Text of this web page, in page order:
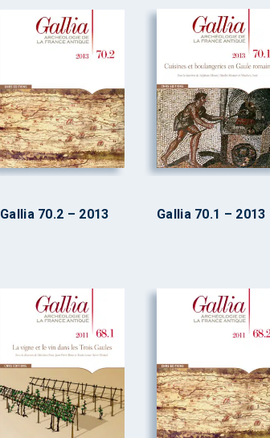
Gallia 70.2 – 2013 Gallia 70.1 – 2013